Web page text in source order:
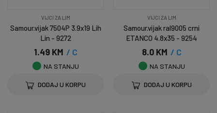
VIJCI ZA LIM
Samour.vijak 7504P 3.9x19 Lih
Lin - 9272
1.49 KM / C
NA STANJU
DODAJ U KORPU
VIJCI ZA LIM
Samour.vijak ral9005 crni
ETANCO 4.8x35 - 9254
8.0 KM / C
NA STANJU
DODAJ U KORPU